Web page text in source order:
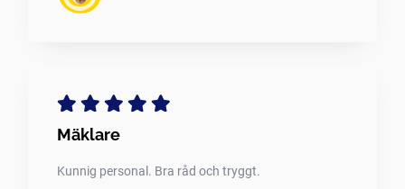
Mäklare
Kunnig personal. Bra råd och tryggt.